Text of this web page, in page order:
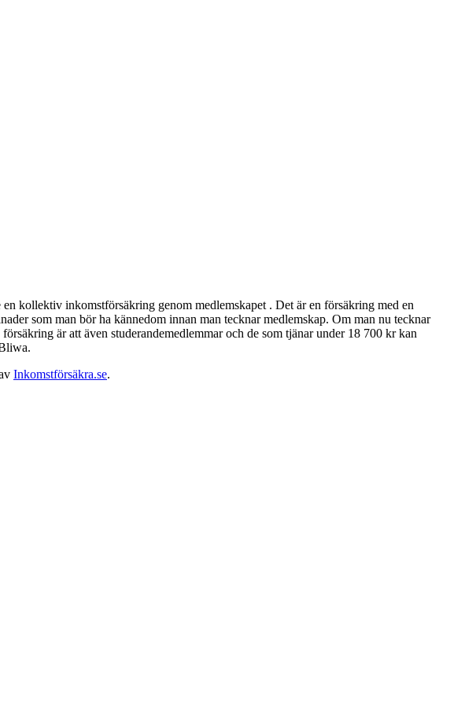
kollektiv inkomstförsäkring genom medlemskapet . Det är en försäkring med en
som man bör ha kännedom innan man tecknar medlemskap. Om man nu tecknar
är att även studerandemedlemmar och de som tjänar under 18 700 kr kan
Inkomstförsäkra.se.